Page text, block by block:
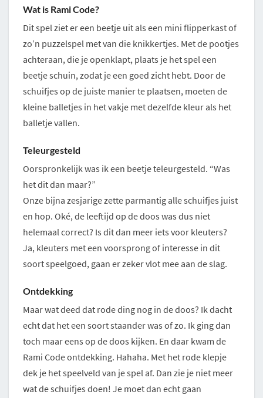
Wat is Rami Code?
Dit spel ziet er een beetje uit als een mini flipperkast of
zo’n puzzelspel met van die knikkertjes. Met de pootjes
achteraan, die je openklapt, plaats je het spel een
beetje schuin, zodat je een goed zicht hebt. Door de
schuifjes op de juiste manier te plaatsen, moeten de
kleine balletjes in het vakje met dezelfde kleur als het
balletje vallen.
Teleurgesteld
Oorspronkelijk was ik een beetje teleurgesteld. “Was
het dit dan maar?”
Onze bijna zesjarige zette parmantig alle schuifjes juist
en hop. Oké, de leeftijd op de doos was dus niet
helemaal correct? Is dit dan meer iets voor kleuters?
Ja, kleuters met een voorsprong of interesse in dit
soort speelgoed, gaan er zeker vlot mee aan de slag.
Ontdekking
Maar wat deed dat rode ding nog in de doos? Ik dacht
echt dat het een soort staander was of zo. Ik ging dan
toch maar eens op de doos kijken. En daar kwam de
Rami Code ontdekking. Hahaha. Met het rode klepje
dek je het speelveld van je spel af. Dan zie je niet meer
wat de schuifjes doen! Je moet dan echt gaan